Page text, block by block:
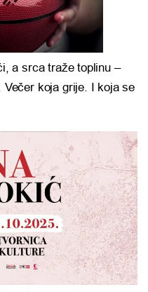
a srca traže toplinu –
koja grije. I koja se